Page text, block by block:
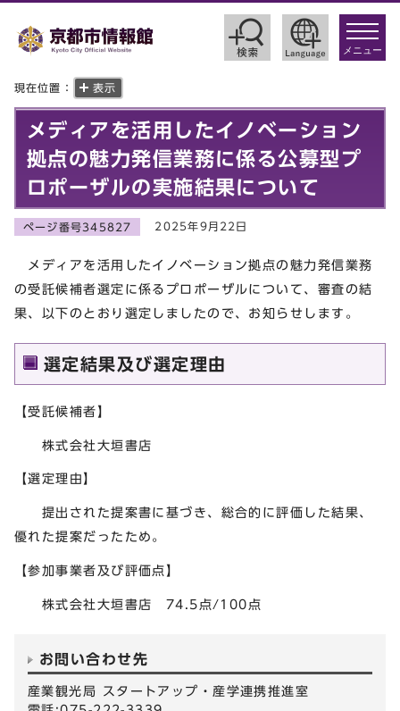
toggle
メニュー
現在位置： 表示
メディアを活用したイノベーション
拠点の魅力発信業務に係る公募型プ
ロポーザルの実施結果について
ページ番号345827 2025年9月22日
メディアを活用したイノベーション拠点の魅力発信業務
の受託候補者選定に係るプロポーザルについて、審査の結
果、以下のとおり選定しましたので、お知らせします。
選定結果及び選定理由
【受託候補者】
株式会社大垣書店
【選定理由】
提出された提案書に基づき、総合的に評価した結果、
優れた提案だったため。
【参加事業者及び評価点】
株式会社大垣書店 74.5点/100点
お問い合わせ先
産業観光局 スタートアップ・産学連携推進室